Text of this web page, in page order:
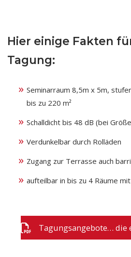
Hier einige Fakten
Tagung:
Seminarraum 8,5m x 5m,
bis zu 220 m²
Schalldicht bis 48 dB (bei
Verdunkelbar durch Rolläden
Zugang zur Terrasse auch
aufteilbar in bis zu 4 Räume
Tagungsangebote… die